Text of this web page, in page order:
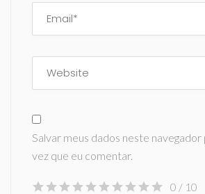
Salvar meus dados neste navegador
vez que eu comentar.
0 / 10